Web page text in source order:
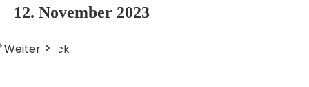
12. November 2023
Zurück
Heute
Weiter